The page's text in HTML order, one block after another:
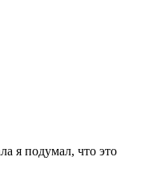
я подумал, что это